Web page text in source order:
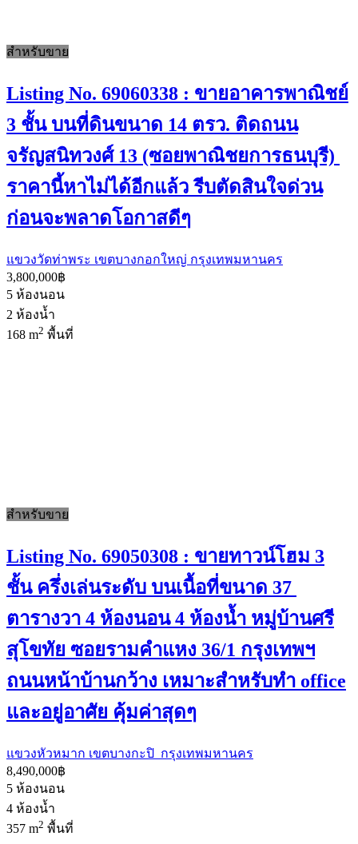
สำหรับขาย
Listing No. 69060338 : ขายอาคารพาณิชย์
3 ชั้น บนที่ดินขนาด 14 ตรว. ติดถนน
จรัญสนิทวงศ์ 13 (ซอยพาณิชยการธนบุรี)
ราคานี้หาไม่ได้อีกแล้ว รีบตัดสินใจด่วน
ก่อนจะพลาดโอกาสดีๆ
แขวงวัดท่าพระ เขตบางกอกใหญ่ กรุงเทพมหานคร
3,800,000฿
5 ห้องนอน
2 ห้องน้ำ
168 m2 พื้นที่
สำหรับขาย
Listing No. 69050308 : ขายทาวน์โฮม 3
ชั้น ครึ่งเล่นระดับ บนเนื้อที่ขนาด 37
ตารางวา 4 ห้องนอน 4 ห้องน้ำ หมู่บ้านศรี
สุโขทัย ซอยรามคำแหง 36/1 กรุงเทพฯ
ถนนหน้าบ้านกว้าง เหมาะสำหรับทำ office
และอยู่อาศัย คุ้มค่าสุดๆ
แขวงหัวหมาก เขตบางกะปิ กรุงเทพมหานคร
8,490,000฿
5 ห้องนอน
4 ห้องน้ำ
357 m2 พื้นที่